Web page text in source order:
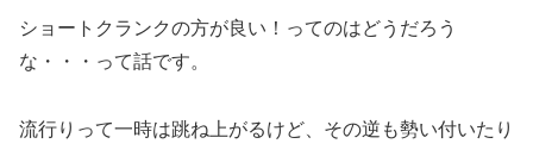
ショートクランクの方が良い！ってのはどうだろう
な・・・って話です。
流行りって一時は跳ね上がるけど、その逆も勢い付いたり